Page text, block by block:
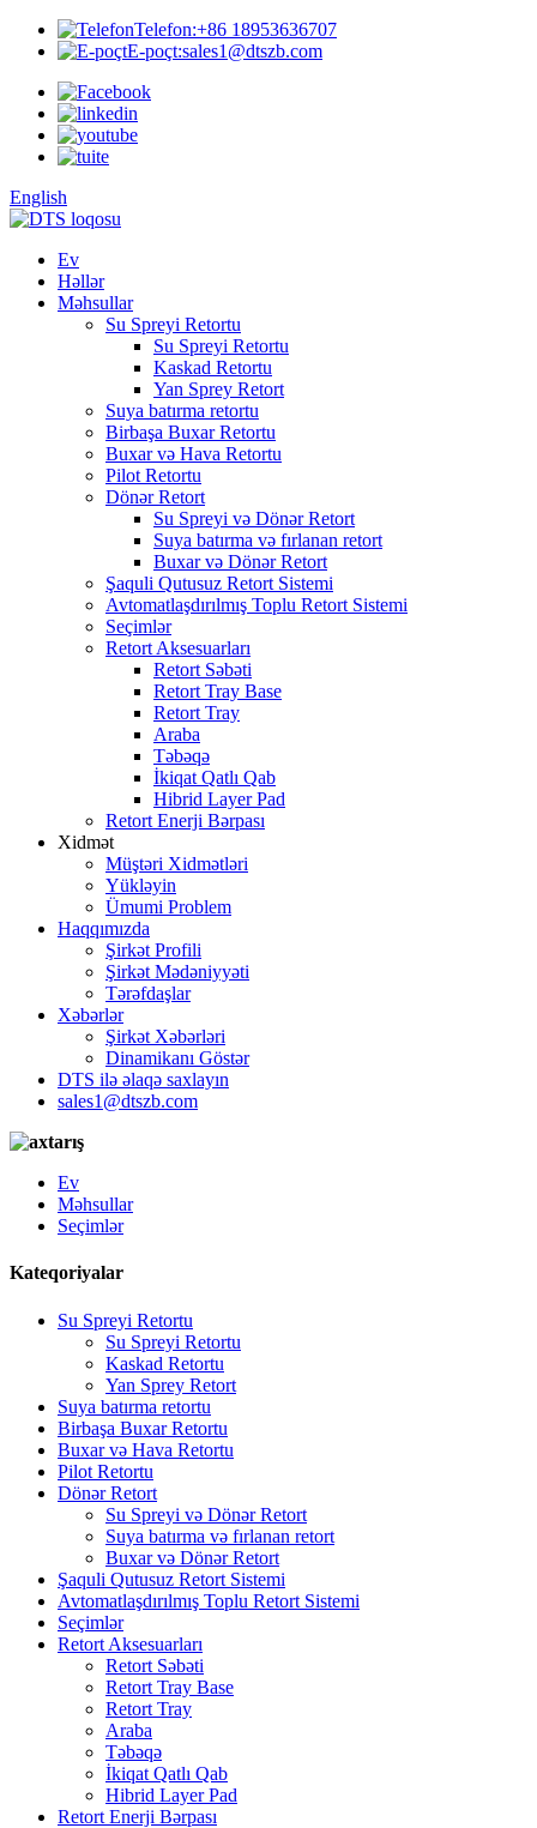
Telefon:+86 18953636707
E-poçt:sales1@dtszb.com
English
Ev
Həllər
Məhsullar
Su Spreyi Retortu
Su Spreyi Retortu
Kaskad Retortu
Yan Sprey Retort
Suya batırma retortu
Birbaşa Buxar Retortu
Buxar və Hava Retortu
Pilot Retortu
Dönər Retort
Su Spreyi və Dönər Retort
Suya batırma və fırlanan retort
Buxar və Dönər Retort
Şaquli Qutusuz Retort Sistemi
Avtomatlaşdırılmış Toplu Retort Sistemi
Seçimlər
Retort Aksesuarları
Retort Səbəti
Retort Tray Base
Retort Tray
Araba
Təbəqə
İkiqat Qatlı Qab
Hibrid Layer Pad
Retort Enerji Bərpası
Xidmət
Müştəri Xidmətləri
Yükləyin
Ümumi Problem
Haqqımızda
Şirkət Profili
Şirkət Mədəniyyəti
Tərəfdaşlar
Xəbərlər
Şirkət Xəbərləri
Dinamikanı Göstər
DTS ilə əlaqə saxlayın
sales1@dtszb.com
Ev
Məhsullar
Seçimlər
Kateqoriyalar
Su Spreyi Retortu
Su Spreyi Retortu
Kaskad Retortu
Yan Sprey Retort
Suya batırma retortu
Birbaşa Buxar Retortu
Buxar və Hava Retortu
Pilot Retortu
Dönər Retort
Su Spreyi və Dönər Retort
Suya batırma və fırlanan retort
Buxar və Dönər Retort
Şaquli Qutusuz Retort Sistemi
Avtomatlaşdırılmış Toplu Retort Sistemi
Seçimlər
Retort Aksesuarları
Retort Səbəti
Retort Tray Base
Retort Tray
Araba
Təbəqə
İkiqat Qatlı Qab
Hibrid Layer Pad
Retort Enerji Bərpası